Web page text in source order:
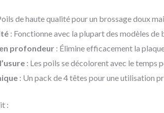
de haute qualité pour un brossage doux
: Fonctionne avec la plupart des modèles
profondeur : Élimine efficacement la
: Les poils se décolorent avec le temps
: Un pack de 4 têtes pour une utilisation
: